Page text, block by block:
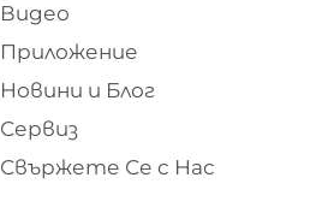
Видео
Приложение
Новини и Блог
Сервиз
Свържете Се с Нас